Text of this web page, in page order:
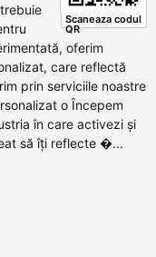
Scaneaza codul
QR
oferim
care reflectă
prin serviciile noastre
o Începem
în care activezi și
să îți reflecte �...